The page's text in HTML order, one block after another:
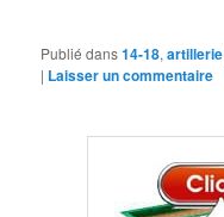
Publié dans14-18,artillerie
| Laisser un commentaire